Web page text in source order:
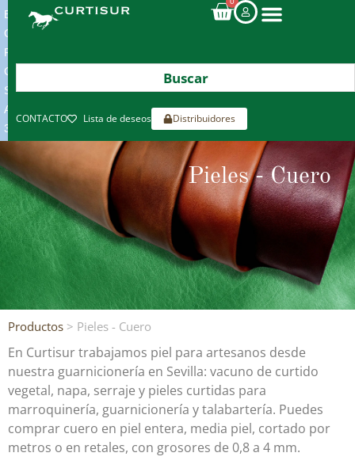
ENVIOS
GRATIS
POR
COMPRAS
SUPERIORES
A
300€*
CONTACTO Lista de deseos Distribuidores
Pieles - Cuero
Productos > Pieles - Cuero
En Curtisur trabajamos piel para artesanos desde
nuestra guarnicionería en Sevilla: vacuno de curtido
vegetal, napa, serraje y pieles curtidas para
marroquinería, guarnicionería y talabartería. Puedes
comprar cuero en piel entera, media piel, cortado por
metros o en retales, con grosores de 0,8 a 4 mm.